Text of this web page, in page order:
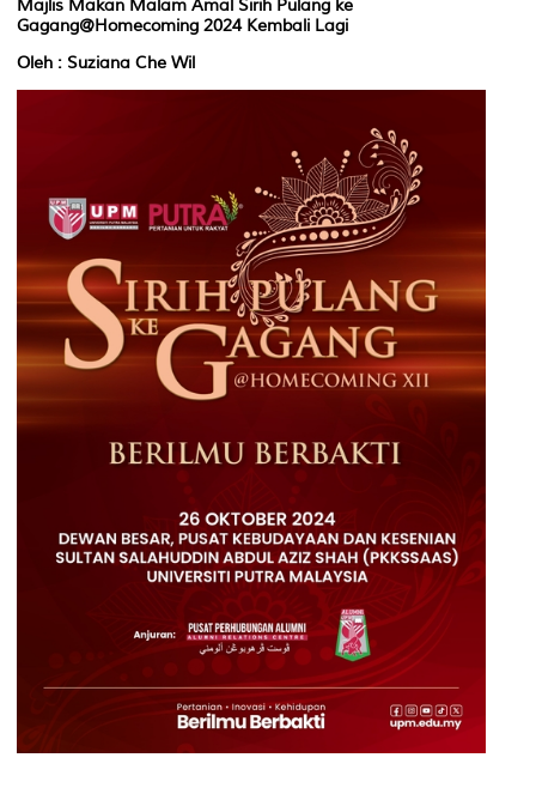
Majlis Makan Malam Amal Sirih Pulang ke
Gagang@Homecoming 2024 Kembali Lagi
Oleh : Suziana Che Wil